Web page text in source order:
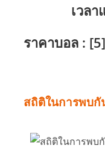
เวล
ราคาบอล :
สถิติในการพบกั